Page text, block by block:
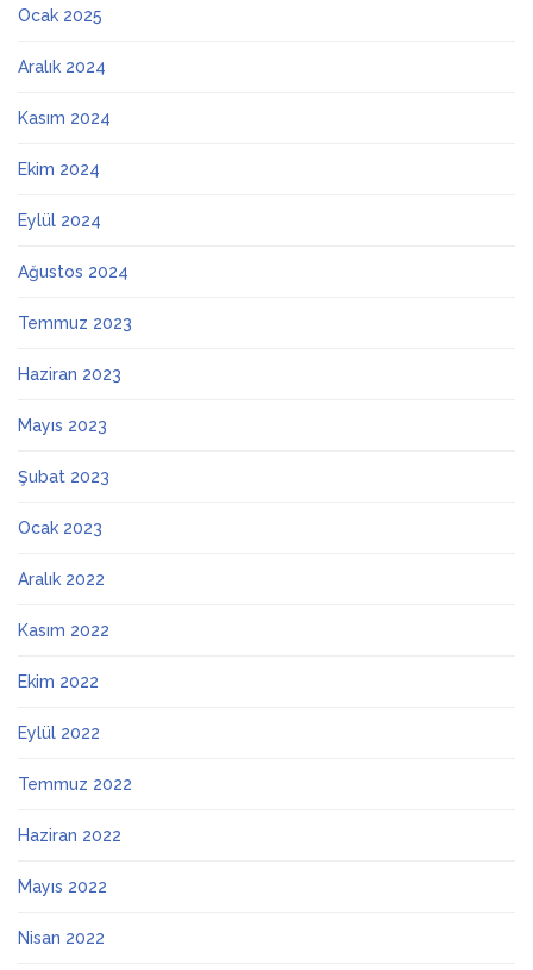
Ocak 2025
Aralık 2024
Kasım 2024
Ekim 2024
Eylül 2024
Ağustos 2024
Temmuz 2023
Haziran 2023
Mayıs 2023
Şubat 2023
Ocak 2023
Aralık 2022
Kasım 2022
Ekim 2022
Eylül 2022
Temmuz 2022
Haziran 2022
Mayıs 2022
Nisan 2022